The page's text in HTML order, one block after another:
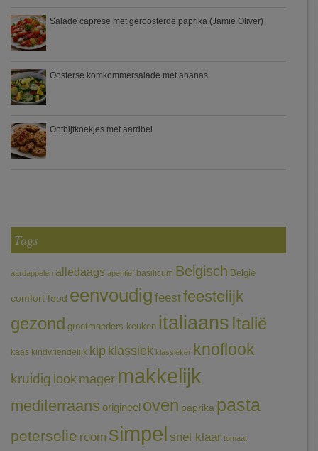
Salade caprese met geroosterde paprika (Jamie Oliver)
Oosterse komkommersalade met ananas
Ontbijtkoekjes met aardbei
Tags
aardappelen alledaags aperitief basilicum Belgisch België
comfort food eenvoudig feestfeestelijk
gezond grootmoeders keuken italiaans Italië
kaas kindvriendelijk kip klassiek klassieker knoflook
kruidig look mager makkelijk
mediterraans origineel oven paprika pasta
peterselie room simpel snel klaar tomaat